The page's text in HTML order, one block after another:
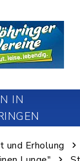
IN
und Erholung